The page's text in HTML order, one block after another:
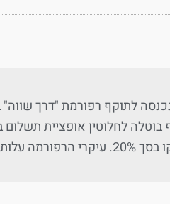
עניינים רפורמת "דרך שווה" בתחילת החודש (1.8.2022)
לחלוטין אופציית תשלום
חודשי […]